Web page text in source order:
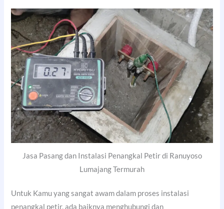
Jasa Pasang dan Instalasi Penangkal Petir di Ranuyoso
Lumajang Termurah
Untuk Kamu yang sangat awam dalam proses instalasi
penangkal petir, ada baiknya menghubungi dan